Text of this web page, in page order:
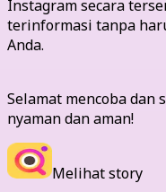
Instagram secara
terinformasi tanpa
Anda.
Selamat mencoba dan
nyaman dan aman!
Melihat story